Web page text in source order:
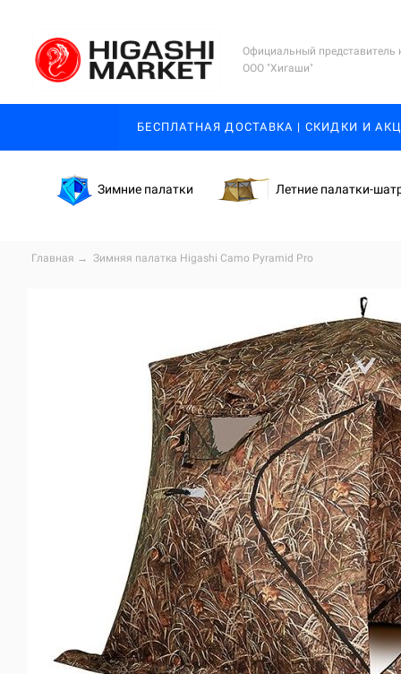
Официальный представитель
ООО "Хигаши"
БЕСПЛАТНАЯ ДОСТАВКА | СКИДКИ И
Зимние палатки Летние палатки-
Главная → Зимняя палатка Higashi Camo Pyramid Pro